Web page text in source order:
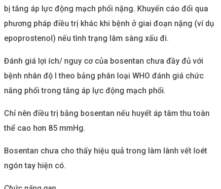
bị tăng áp lực động mạch phổi nặng. Khuyến cáo đổi qua
phương pháp điều trị khác khi bệnh ở giai đoạn nặng (ví dụ
epoprostenol) nếu tình trạng lâm sàng xấu đi.
Đánh giá lợi ích/ nguy cơ của bosentan chưa đầy đủ với
bệnh nhân độ I theo bảng phân loại WHO đánh giá chức
năng phổi trong tăng áp lực động mạch phổi.
Chỉ nên điều trị bằng bosentan nếu huyết áp tâm thu toàn
thể cao hơn 85 mmHg.
Bosentan chưa cho thấy hiệu quả trong làm lành vết loét
ngón tay hiện có.